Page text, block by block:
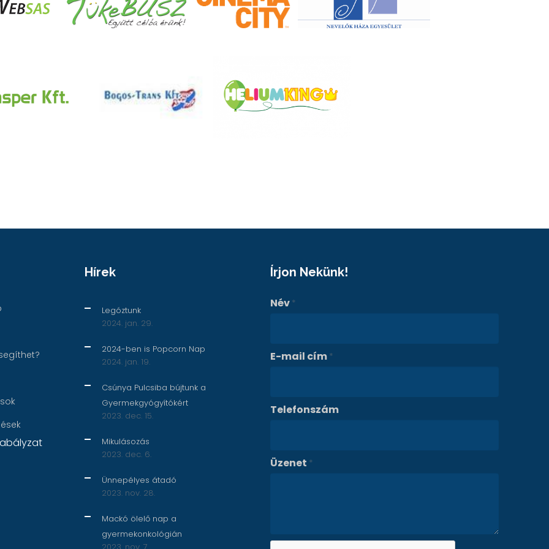
Hírek
Legóztunk
2024. jan. 29.
2024-ben is Popcorn Nap
2024. jan. 19.
Csúnya Pulcsiba bújtunk a
Gyermekgyógyítókért
2023. dec. 15.
Mikulásozás
2023. dec. 6.
Ünnepélyes átadó
2023. nov. 28.
Mackó ölelő nap a
gyermekonkológián
Írjon Nekünk!
Név *
E-mail cím *
Telefonszám
Üzenet *